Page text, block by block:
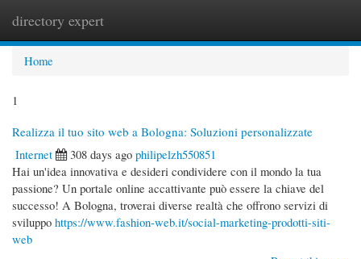
directory expert
Home
1
Realizza il tuo sito web a Bologna: Soluzioni personalizzate
Internet
308 days ago philipelzh550851
Hai un'idea innovativa e desideri condividere con il mondo la tua
passione? Un portale online accattivante può essere la chiave del
successo! A Bologna, troverai diverse realtà che offrono servizi di
sviluppo https://www.fashion-web.it/social-marketing-prodotti-siti-
web